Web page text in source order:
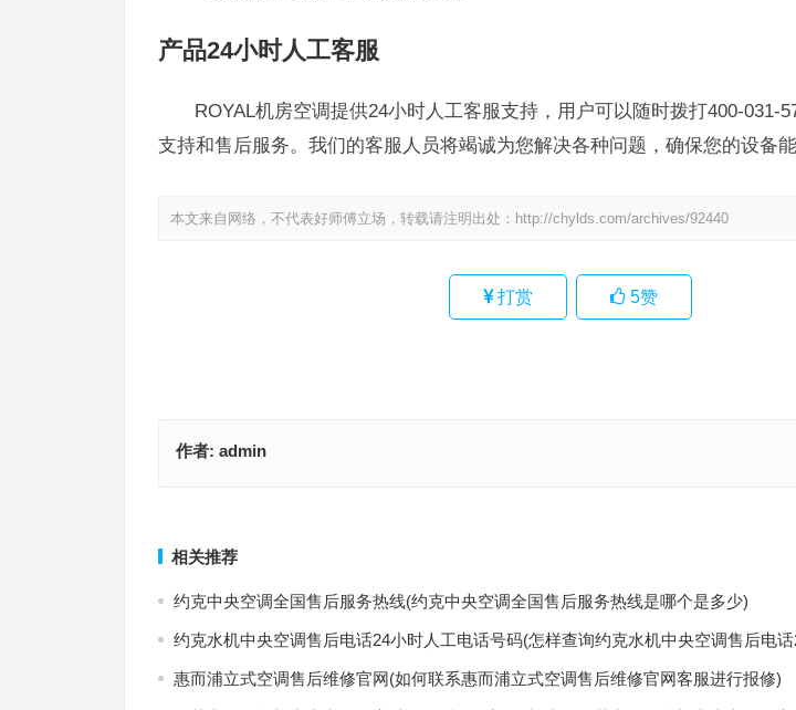
产品24小时人工客服
ROYAL机房空调提供24小时人工客服支持，用户可以随时拨打400-031-
支持和售后服务。我们的客服人员将竭诚为您解决各种问题，确保您的设备能
本文来自网络，不代表好师傅立场，转载请注明出处： http://chylds.com/archives/92440
打赏 5赞
作者: admin
相关推荐
约克中央空调全国售后服务热线(约克中央空调全国售后服务热线是哪个是多少)
约克水机中央空调售后电话24小时人工电话号码(怎样查询约克水机中央空调售后电
惠而浦立式空调售后维修官网(如何联系惠而浦立式空调售后维修官网客服进行报修)